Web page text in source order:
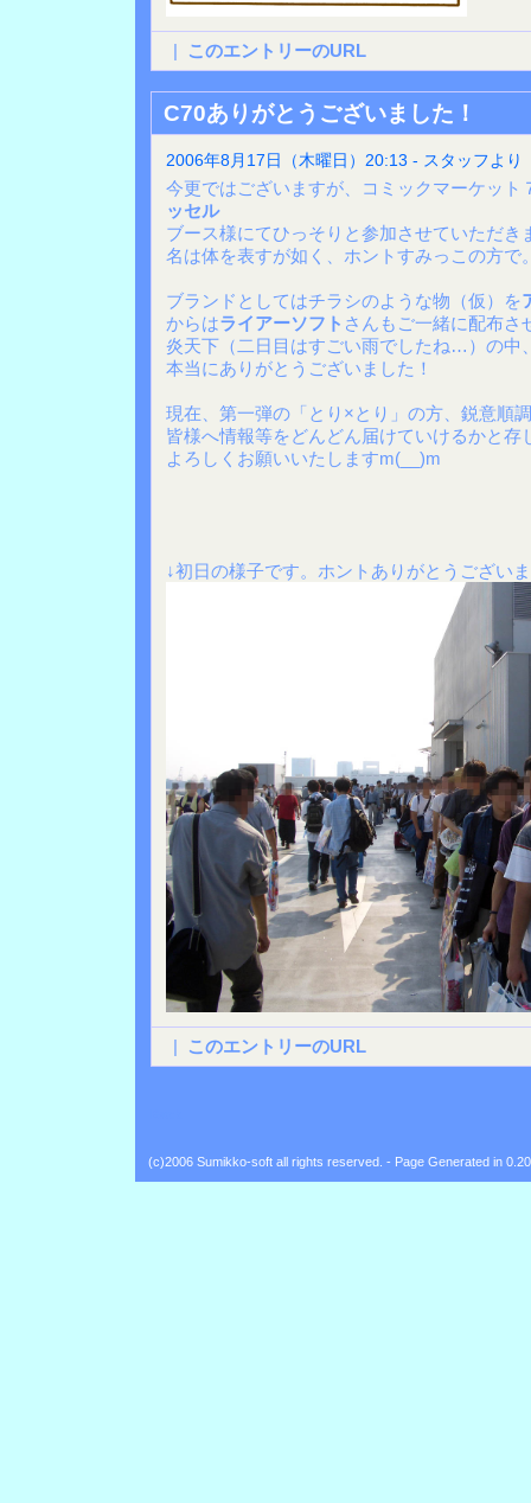
| このエントリーのURL
C70ありがとうございました！
2006年8月17日（木曜日）20:13 - スタッフより
今更ではございますが、コミックマーケット
ッセル
ブース様にてひっそりと参加させていただき
名は体を表すが如く、ホントすみっこの方で
ブランドとしてはチラシのような物（仮）を
からはライアーソフト さんもご一緒に配布さ
炎天下（二日目はすごい雨でしたね…）の中
本当にありがとうございました！
現在、第一弾の「とり×とり」の方、鋭意順
皆様へ情報等をどんどん届けていけるかと存
よろしくお願いいたしますm(__)m
↓初日の様子です。ホントありがとうござい
| このエントリーのURL
(c)2006 Sumikko-soft all rights reserved. - Page Generated in